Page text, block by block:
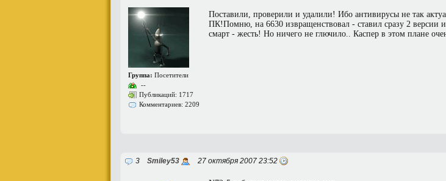
Группа: Посетители
--
Публикаций: 1717
Комментариев: 2209
Поставили, проверили и удалили! Ибо антивирусы не так
ПК!Помню, на 6630 извращенствовал - ставил сразу 2 версии
смарт - жесть! Но ничего не глючило.. Каспер в этом плане
3 Smiley53 27 октября 2007 23:52